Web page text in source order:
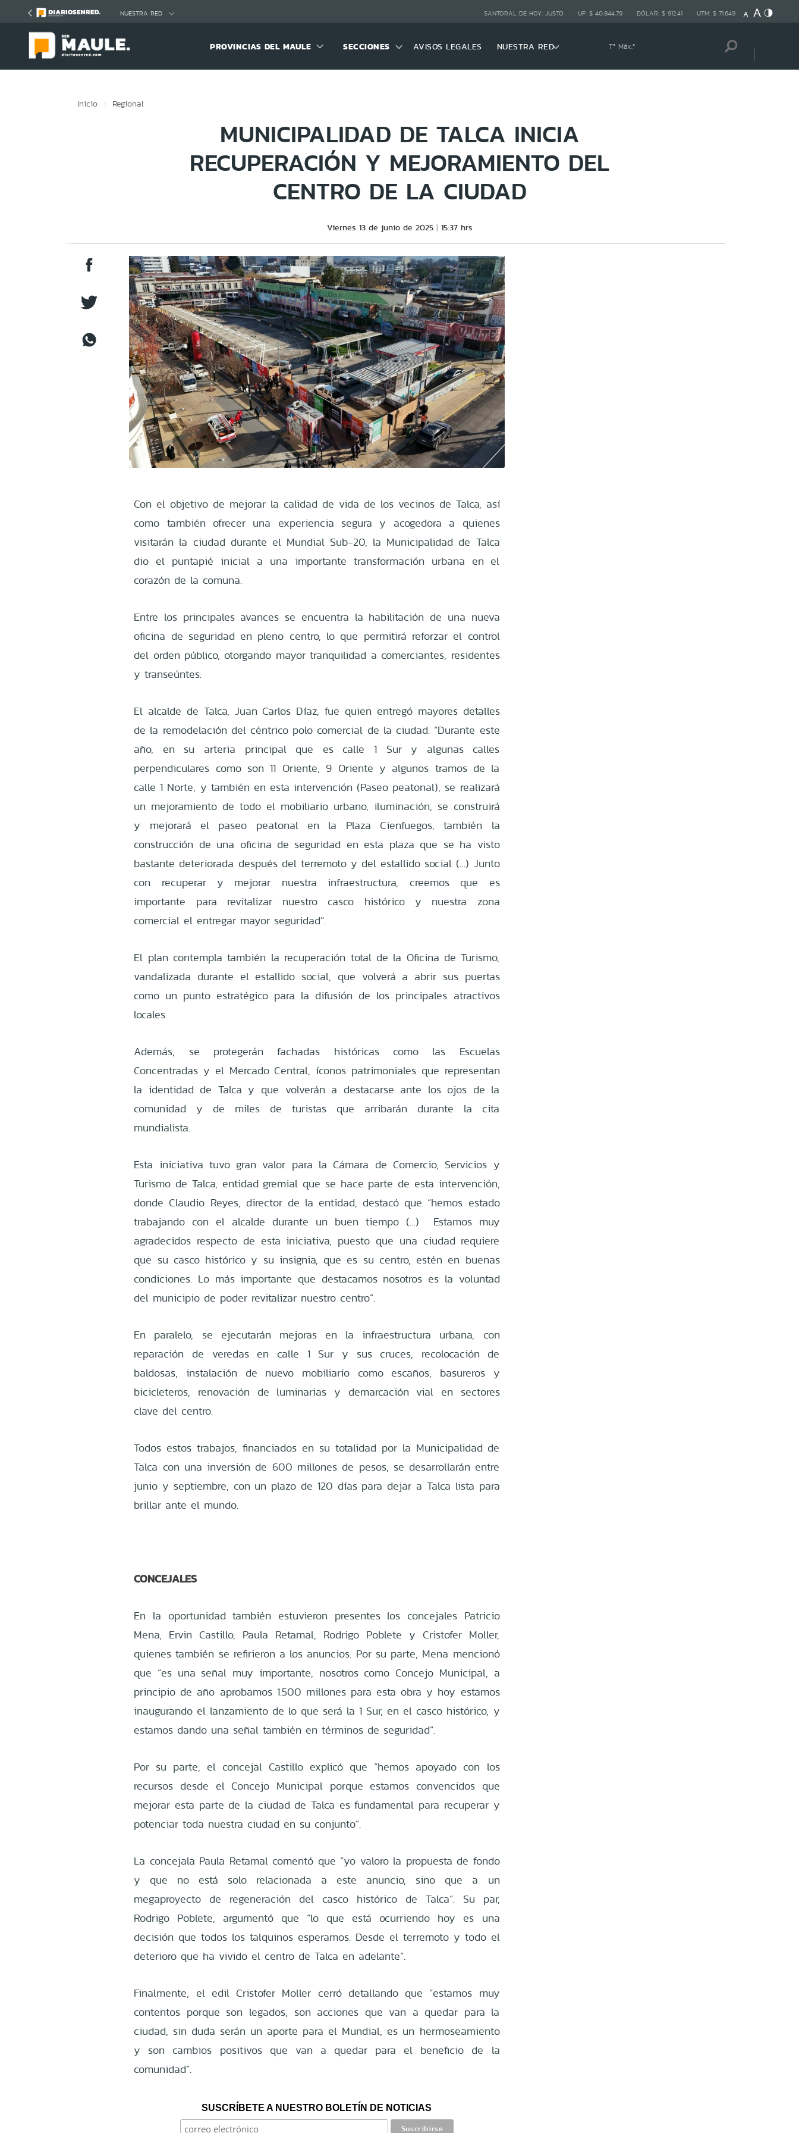
NUESTRA RED SANTORAL DE HOY: JUSTO UF: $ 40.844,79 DÓLAR: $ 912,41 UTM: $ 71.649
PROVINCIAS DEL MAULE SECCIONES AVISOS LEGALES NUESTRA RED Tª Máx:º
Inicio Regional
MUNICIPALIDAD DE TALCA INICIA
RECUPERACIÓN Y MEJORAMIENTO DEL
CENTRO DE LA CIUDAD
Viernes 13 de junio de 2025 15:37 hrs
Con el objetivo de mejorar la calidad de vida de los vecinos de Talca, así
como también ofrecer una experiencia segura y acogedora a quienes
visitarán la ciudad durante el Mundial Sub-20, la Municipalidad de Talca
dio el puntapié inicial a una importante transformación urbana en el
corazón de la comuna.
Entre los principales avances se encuentra la habilitación de una nueva
oficina de seguridad en pleno centro, lo que permitirá reforzar el control
del orden público, otorgando mayor tranquilidad a comerciantes, residentes
y transeúntes.
El alcalde de Talca, Juan Carlos Díaz, fue quien entregó mayores detalles
de la remodelación del céntrico polo comercial de la ciudad. “Durante este
año, en su arteria principal que es calle 1 Sur y algunas calles
perpendiculares como son 11 Oriente, 9 Oriente y algunos tramos de la
calle 1 Norte, y también en esta intervención (Paseo peatonal), se realizará
un mejoramiento de todo el mobiliario urbano, iluminación, se construirá
y mejorará el paseo peatonal en la Plaza Cienfuegos, también la
construcción de una oficina de seguridad en esta plaza que se ha visto
bastante deteriorada después del terremoto y del estallido social (…) Junto
con recuperar y mejorar nuestra infraestructura, creemos que es
importante para revitalizar nuestro casco histórico y nuestra zona
comercial el entregar mayor seguridad”.
El plan contempla también la recuperación total de la Oficina de Turismo,
vandalizada durante el estallido social, que volverá a abrir sus puertas
como un punto estratégico para la difusión de los principales atractivos
locales.
Además, se protegerán fachadas históricas como las Escuelas
Concentradas y el Mercado Central, íconos patrimoniales que representan
la identidad de Talca y que volverán a destacarse ante los ojos de la
comunidad y de miles de turistas que arribarán durante la cita
mundialista.
Esta iniciativa tuvo gran valor para la Cámara de Comercio, Servicios y
Turismo de Talca, entidad gremial que se hace parte de esta intervención,
donde Claudio Reyes, director de la entidad, destacó que “hemos estado
trabajando con el alcalde durante un buen tiempo (…) Estamos muy
agradecidos respecto de esta iniciativa, puesto que una ciudad requiere
que su casco histórico y su insignia, que es su centro, estén en buenas
condiciones. Lo más importante que destacamos nosotros es la voluntad
del municipio de poder revitalizar nuestro centro”.
En paralelo, se ejecutarán mejoras en la infraestructura urbana, con
reparación de veredas en calle 1 Sur y sus cruces, recolocación de
baldosas, instalación de nuevo mobiliario como escaños, basureros y
bicicleteros, renovación de luminarias y demarcación vial en sectores
clave del centro.
Todos estos trabajos, financiados en su totalidad por la Municipalidad de
Talca con una inversión de 600 millones de pesos, se desarrollarán entre
junio y septiembre, con un plazo de 120 días para dejar a Talca lista para
brillar ante el mundo.
CONCEJALES
En la oportunidad también estuvieron presentes los concejales Patricio
Mena, Ervin Castillo, Paula Retamal, Rodrigo Poblete y Cristofer Moller,
quienes también se refirieron a los anuncios. Por su parte, Mena mencionó
que “es una señal muy importante, nosotros como Concejo Municipal, a
principio de año aprobamos 1.500 millones para esta obra y hoy estamos
inaugurando el lanzamiento de lo que será la 1 Sur, en el casco histórico, y
estamos dando una señal también en términos de seguridad”.
Por su parte, el concejal Castillo explicó que “hemos apoyado con los
recursos desde el Concejo Municipal porque estamos convencidos que
mejorar esta parte de la ciudad de Talca es fundamental para recuperar y
potenciar toda nuestra ciudad en su conjunto”.
La concejala Paula Retamal comentó que “yo valoro la propuesta de fondo
y que no está solo relacionada a este anuncio, sino que a un
megaproyecto de regeneración del casco histórico de Talca”. Su par,
Rodrigo Poblete, argumentó que “lo que está ocurriendo hoy es una
decisión que todos los talquinos esperamos. Desde el terremoto y todo el
deterioro que ha vivido el centro de Talca en adelante”.
Finalmente, el edil Cristofer Moller cerró detallando que “estamos muy
contentos porque son legados, son acciones que van a quedar para la
ciudad, sin duda serán un aporte para el Mundial, es un hermoseamiento
y son cambios positivos que van a quedar para el beneficio de la
comunidad”.
SUSCRÍBETE A NUESTRO BOLETÍN DE NOTICIAS